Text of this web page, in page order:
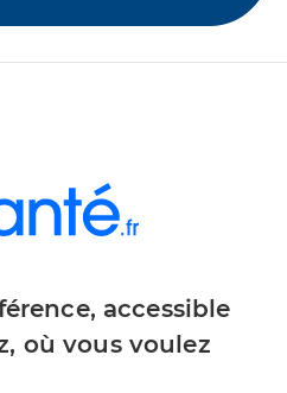
accessible
où vous voulez